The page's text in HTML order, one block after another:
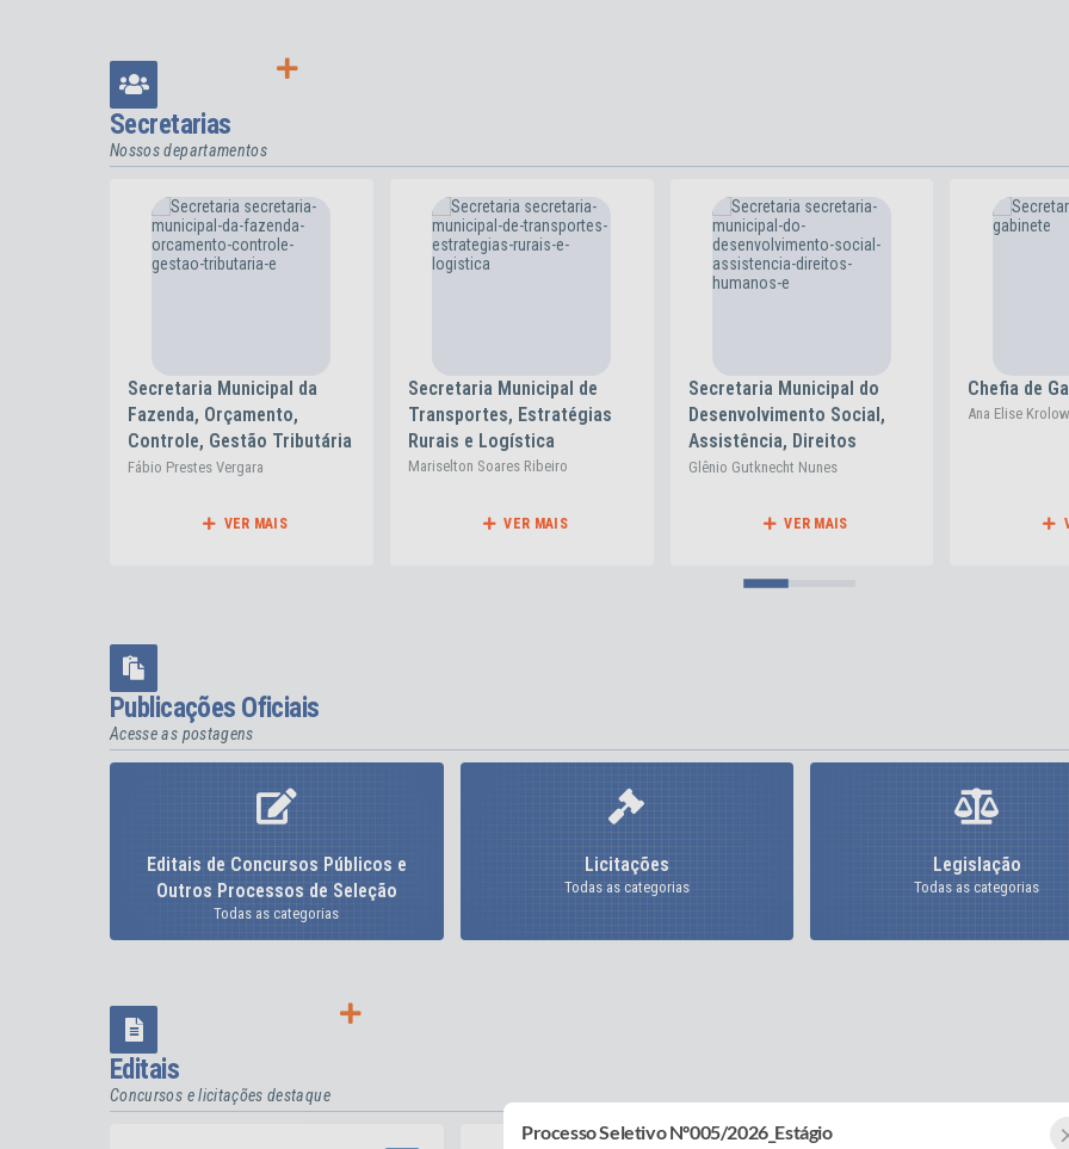
Secretarias
Nossos departamentos
Secretaria Municipal de
Transportes, Estratégias
Rurais e Logística
Mariselton Soares Ribeiro
VER MAIS
Secretaria Municipal do
Desenvolvimento Social,
Assistência, Direitos
Humanos e Políticas
Glênio Gutknecht Nunes
VER MAIS
Chefia de Gabinete
Ana Elise Krolow
VER MAIS
Secretaria
Publicações Oficiais
Acesse as postagens
Editais de Concursos Públicos e
Outros Processos de Seleção
Todas as categorias
Licitações
Todas as categorias
Legislação
Todas as categorias
Editais
Concursos e licitações destaque
Processo Seletivo Nº005/2026_Estágio